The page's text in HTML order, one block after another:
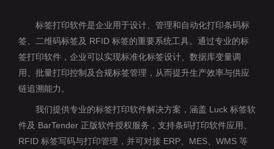
标签打印软件是企业用于设计、管理和自动化打印条码标
签、二维码标签及 RFID 标签的重要系统工具。通过专业的标
签打印软件，企业可以实现标准化标签设计、数据库变量调
用、批量打印控制及合规标签管理，从而提升生产效率与供应
链追溯能力。
我们提供专业的标签打印软件解决方案，涵盖 Luck 标签软
件及 BarTender 正版软件授权服务，支持条码打印软件应用、
RFID 标签写码与打印管理，并可对接 ERP、MES、WMS 等